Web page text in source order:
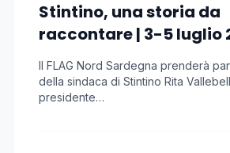
Stintino, una storia da
raccontare | 3-5 luglio
Il FLAG Nord Sardegna prenderà
della sindaca di Stintino Rita
presidente…